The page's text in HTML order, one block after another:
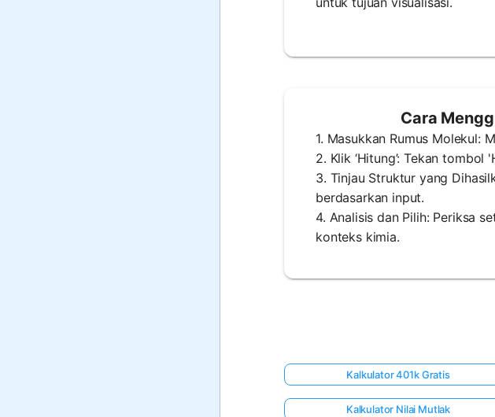
Cara
1. Masukkan Rumus Molekul:
2. Klik ‘Hitung’: Tekan
3. Tinjau Struktur yang
berdasarkan input.
4. Analisis dan Pilih: Periksa
konteks kimia.
Kalkulator 401k Gratis
Kalkulator Nilai Mutlak